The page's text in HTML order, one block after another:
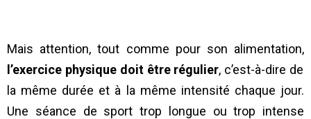
Mais attention, tout comme pour son alimentation,
l’exercice physique doit être régulier, c’est-à-dire de
la même durée et à la même intensité chaque jour.
Une séance de sport trop longue ou trop intense